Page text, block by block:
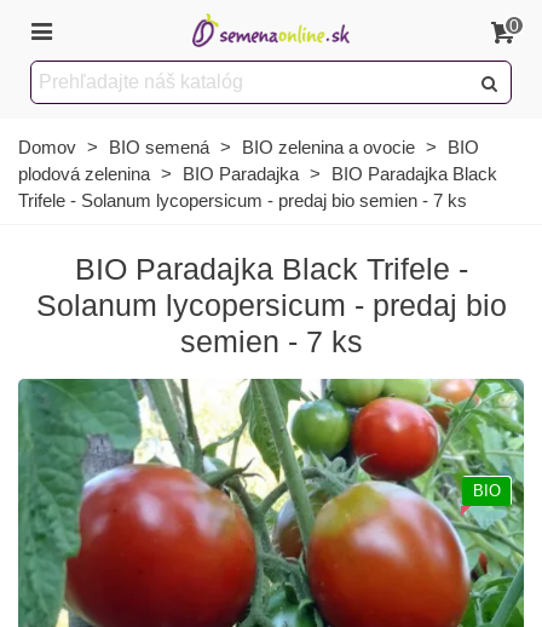
0
Domov > BIO semená > BIO zelenina a ovocie >
BIO
plodová zelenina > BIO Paradajka >
BIO Paradajka Black
Trifele - Solanum lycopersicum - predaj bio semien - 7 ks
BIO Paradajka Black Trifele -
Solanum lycopersicum - predaj bio
semien - 7 ks
BIO